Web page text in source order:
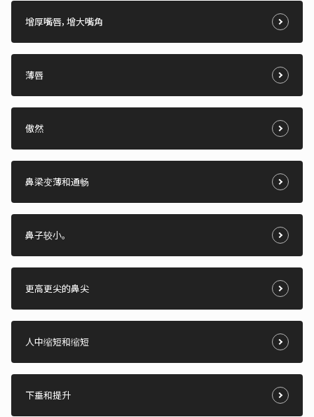
增厚嘴唇，增大嘴角
薄唇
傲然
鼻梁变薄和通畅
鼻子较小。
更高更尖的鼻尖
人中缩短和缩短
下垂和提升